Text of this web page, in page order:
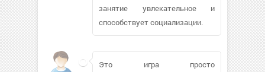
занятие увлекательное и
способствует социализации.
Это игра просто